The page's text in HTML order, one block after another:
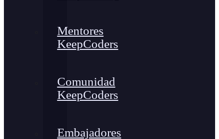
Mentores
KeepCoders
Comunidad
KeepCoders
Embajadores